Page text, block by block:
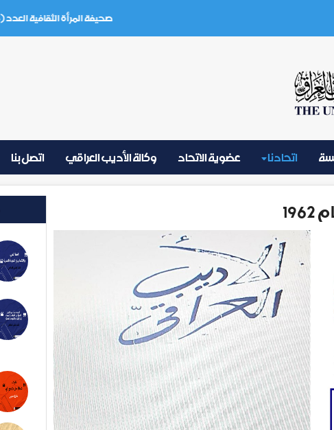
صحيفة المرأة الثقافية العدد (3) تموز 2026
اتحادنا عضوية الاتحاد وكالة الأديب العراقي اتصل بنا